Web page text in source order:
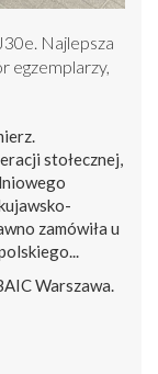
Najlepsza
egzemplarzy,
stołecznej,
zamówiła u
Warszawa.